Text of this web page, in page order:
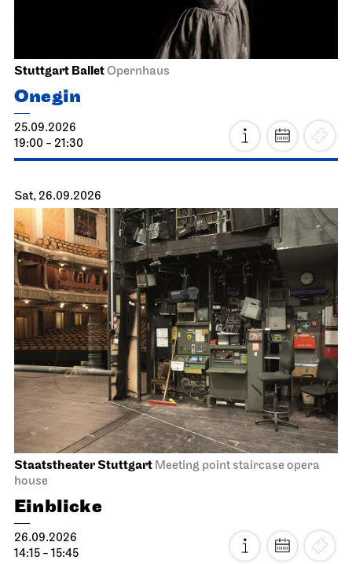
Stuttgart BalletOpernhaus
Onegin
25.09.2026
19:00 - 21:30
Sat, 26.09.2026
Staatstheater Stuttgart Meeting point staircase opera
house
Einblicke
26.09.2026
14:15 - 15:45